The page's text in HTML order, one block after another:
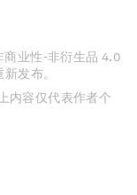
商业性-非衍生品 4.0
发布。
内容仅代表作者个